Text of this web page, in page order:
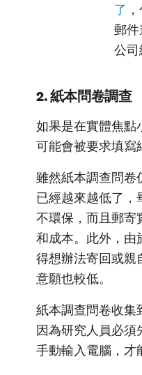
了
郵
公司
2. 紙本問卷調查
如果是在實體焦點
可能會被要求填寫
雖然紙本調查問卷
已經越來越低了，
不環保，而且郵寄
和成本。此外，由
得想辦法寄回或親
意願也較低。
紙本調查問卷收集
因為研究人員必
手動輸入電腦，才